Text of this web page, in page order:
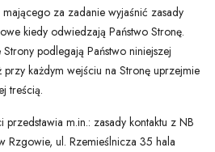
za zadanie wyjaśnić zasady
kiedy odwiedzają Państwo Stronę.
podlegają Państwo niniejszej
przy każdym wejściu na Stronę uprzejmie
treścią.
przedstawia m.in.: zasady kontaktu z NB
Rzgowie, ul. Rzemieślnicza 35 hala